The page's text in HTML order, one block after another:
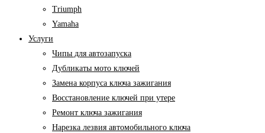
Triumph
Yamaha
Услуги
Чипы для автозапуска
Дубликаты мото ключей
Замена корпуса ключа зажигания
Восстановление ключей при утере
Ремонт ключа зажигания
Нарезка лезвия автомобильного ключа